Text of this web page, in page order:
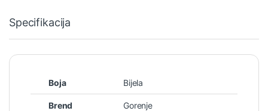
Specifikacija
Boja Bijela
Brend Gorenje